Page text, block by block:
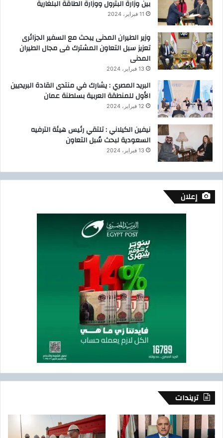
ز
و
ع
ز
م
ش
ر
ة
ا
ل
ش
ر
ا
ت
ط
ا
بين وزارة البترول ووزارة الطاقة البلغارية
11 فبراير، 2024
وزير الطيران المدنى يبحث مع السفير الجزائرى
تعزيز سبل التعاون المشترك فى مجال الطيران
المدنى
13 فبراير، 2024
البريد المصري : يشارك في منتدى القادة البريديين
الأول للمنطقة العربية بسلطنة عمان
12 فبراير، 2024
نيفين الكيلاني : تلتقي رئيس هيئة الترفيه
السعودية لبحث سُبل التعاون
13 فبراير، 2024
إعلان
تريندات